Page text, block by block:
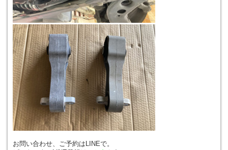
お問い合わせ、ご予約はLINEで。